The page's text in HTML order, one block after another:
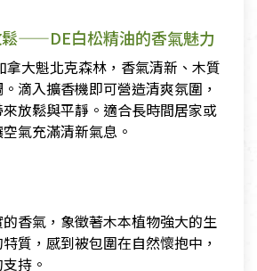
——DE白松精油的香氣魅力
拿大魁北克森林，香氣清新、木質
滴入擴香機即可營造清爽氛圍，
放鬆與平靜。適合長時間居家或
氣充滿清新氣息。
香氣，象徵著木本植物強大的生
質，感到被包圍在自然懷抱中，
持。